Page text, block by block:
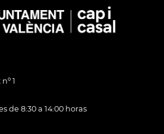
1
de 8:30 a 14:00 horas